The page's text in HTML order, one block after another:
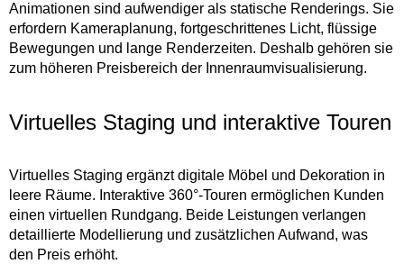
Animationen sind aufwendiger als statische Renderings. Sie
erfordern Kameraplanung, fortgeschrittenes Licht, flüssige
Bewegungen und lange Renderzeiten. Deshalb gehören sie
zum höheren Preisbereich der Innenraumvisualisierung.
Virtuelles Staging und interaktive Touren
Virtuelles Staging ergänzt digitale Möbel und Dekoration in
leere Räume. Interaktive 360°-Touren ermöglichen Kunden
einen virtuellen Rundgang. Beide Leistungen verlangen
detaillierte Modellierung und zusätzlichen Aufwand, was
den Preis erhöht.